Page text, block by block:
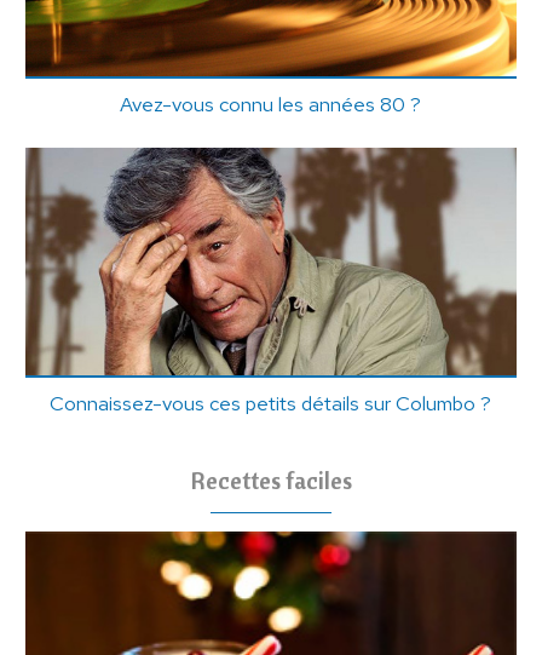
Avez-vous connu les années 80 ?
Connaissez-vous ces petits détails sur Columbo ?
Recettes faciles